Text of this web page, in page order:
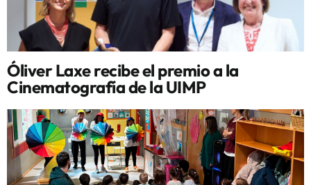
Óliver Laxe recibe el premio a la
Cinematografía de la UIMP